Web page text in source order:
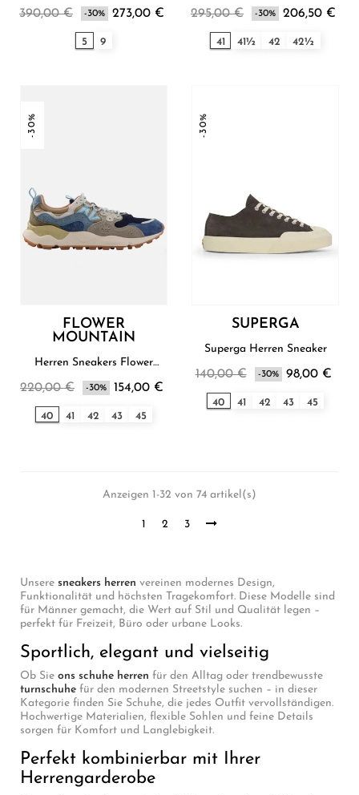
390,00 € -30% 273,00 €
5 9
295,00 € -30% 206,50 €
41 41½ 42 42½
-30%
FLOWER
MOUNTAIN
Herren Sneakers Flower
220,00 € -30% 154,00 €
40 41 42 43 45
-30%
SUPERGA
Superga Herren Sneaker
140,00 € -30% 98,00 €
40 41 42 43 45
Anzeigen 1-32 von 74 artikel(s)
1 2 3
Unsere sneakers herren vereinen modernes Design,
Funktionalität und höchsten Tragekomfort. Diese Modelle sind
für Männer gemacht, die Wert auf Stil und Qualität legen –
perfekt für Freizeit, Büro oder urbane Looks.
Sportlich, elegant und vielseitig
Ob Sie ons schuhe herren für den Alltag oder trendbewusste
turnschuhe für den modernen Streetstyle suchen – in dieser
Kategorie finden Sie Schuhe, die jedes Outfit vervollständigen.
Hochwertige Materialien, flexible Sohlen und feine Details
sorgen für Komfort und Langlebigkeit.
Perfekt kombinierbar mit Ihrer
Herrengarderobe